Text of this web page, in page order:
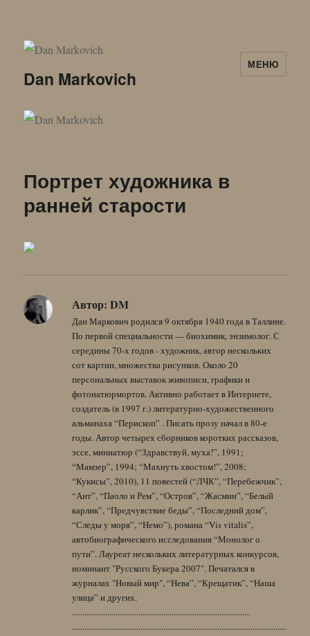
Dan Markovich
МЕНЮ
Портрет художника в
ранней старости
Автор: DM
Дан Маркович родился 9 октября 1940 года в Таллине.
По первой специальности — биохимик, энзимолог. С
середины 70-х годов - художник, автор нескольких
сот картин, множества рисунков. Около 20
персональных выставок живописи, графики и
фотонатюрмортов. Активно работает в Интернете,
создатель (в 1997 г.) литературно-художественного
альманаха “Перископ” . Писать прозу начал в 80-е
годы. Автор четырех сборников коротких рассказов,
эссе, миниатюр (“Здравствуй, муха!”, 1991;
“Мамзер”, 1994; “Махнуть хвостом!”, 2008;
“Кукисы”, 2010), 11 повестей (“ЛЧК”, “Перебежчик”,
“Ант”, “Паоло и Рем”, “Остров”, “Жасмин”, “Белый
карлик”, “Предчувствие беды”, “Последний дом”,
“Следы у моря”, “Немо”), романа “Vis vitalis”,
автобиографического исследования “Монолог о
пути”. Лауреат нескольких литературных конкурсов,
номинант "Русского Букера 2007". Печатался в
журналах "Новый мир", “Нева”, “Крещатик”, “Наша
улица” и других.
......................................................................................
.......................................................................................................